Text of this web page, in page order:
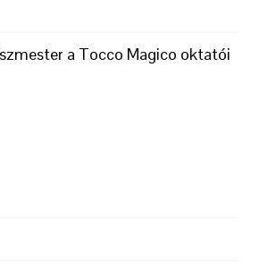
a Tocco Magico oktatói